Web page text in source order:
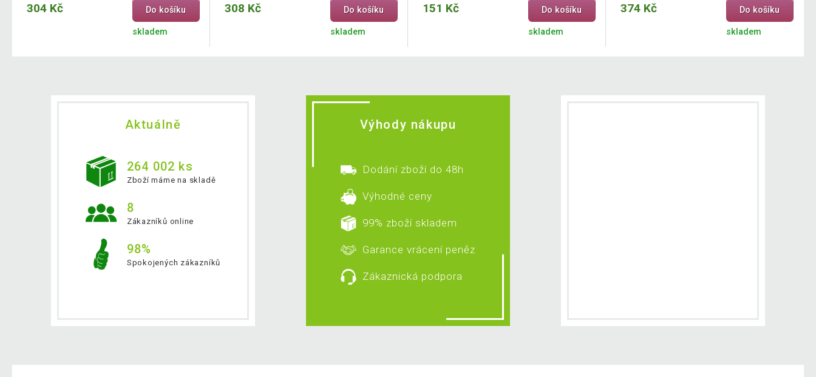
304 Kč Do košíku
skladem
308 Kč Do košíku
skladem
151 Kč Do košíku
skladem
374 Kč Do košíku
skladem
Aktuálně
264 002 ks
Zboží máme na skladě
8
Zákazníků online
98%
Spokojených zákazníků
Výhody nákupu
Dodání zboží do 48h
Výhodné ceny
99% zboží skladem
Garance vrácení peněz
Zákaznická podpora